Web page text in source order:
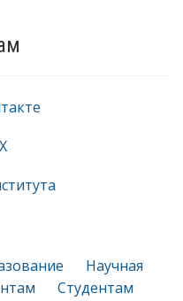
Научная
Студентам